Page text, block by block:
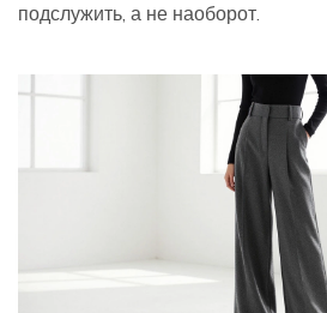
подслужить, а не наоборот.